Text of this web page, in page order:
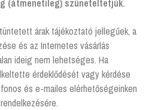
(átmenetileg) szüneteltetjük.
árak tájékoztató jellegűek, a
és az Internetes vásárlás
ideig nem lehetséges. Ha
érdeklődését vagy kérdése
és e-mailes elérhetőségeinken